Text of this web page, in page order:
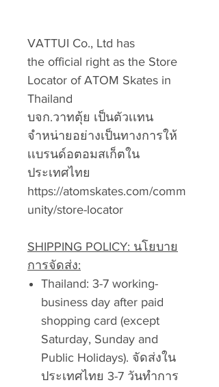
VATTUI Co., Ltd has
the official right as the Store
Locator of ATOM Skates in
Thailand
บจก.วาทตุ้ย เป็นตัวเเทน
จำหน่ายอย่างเป็นทางการให้
เเบรนด์อตอมสเก็ตใน
ประเทศไทย
https://atomskates.com/comm
unity/store-locator
SHIPPING POLICY: นโยบาย
การจัดส่ง:
Thailand: 3-7 working-
business day after paid
shopping card (except
Saturday, Sunday and
Public Holidays). จัดส่งใน
ประเทศไทย 3-7 วันทำการ